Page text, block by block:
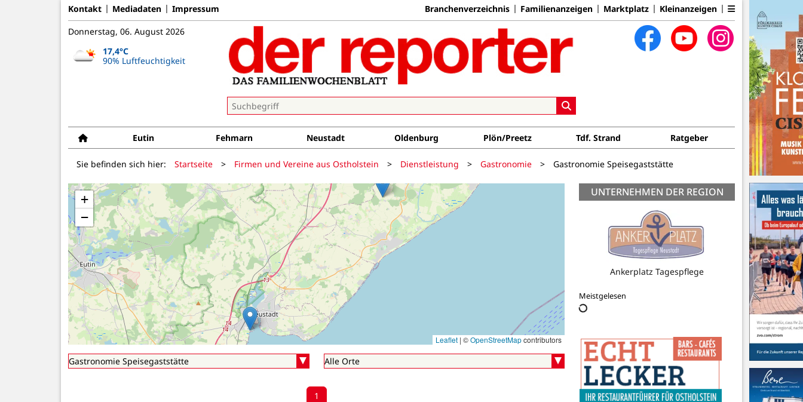
Kontakt Mediadaten Impressum Branchenverzeichnis Familienanzeigen Marktplatz Kleinanzeigen
Donnerstag, 06. August 2026
17,4°C
90% Luftfeuchtigkeit
Eutin Fehmarn Neustadt Oldenburg Plön/Preetz Tdf. Strand Ratgeber
Sie befinden sich hier: Startseite > Firmen und Vereine aus Ostholstein > Dienstleistung > Gastronomie > Gastronomie Speisegaststätte
+
−
Leaflet | ©OpenStreetMapcontributors
1
UNTERNEHMEN DER REGION
Ankerplatz Tagespflege
Meistgelesen